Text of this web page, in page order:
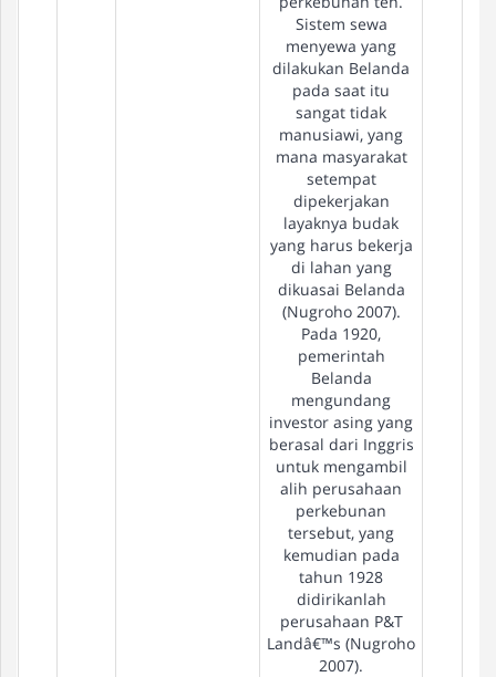
Sistem sewa
menyewa yang
dilakukan Belanda
pada saat itu
sangat tidak
manusiawi, yang
mana masyarakat
setempat
dipekerjakan
layaknya budak
yang harus bekerja
di lahan yang
dikuasai Belanda
(Nugroho 2007).
Pada 1920,
pemerintah
Belanda
mengundang
investor asing yang
berasal dari Inggris
untuk mengambil
alih perusahaan
perkebunan
tersebut, yang
kemudian pada
tahun 1928
didirikanlah
perusahaan P&T
Landâ€™s (Nugroho
2007).